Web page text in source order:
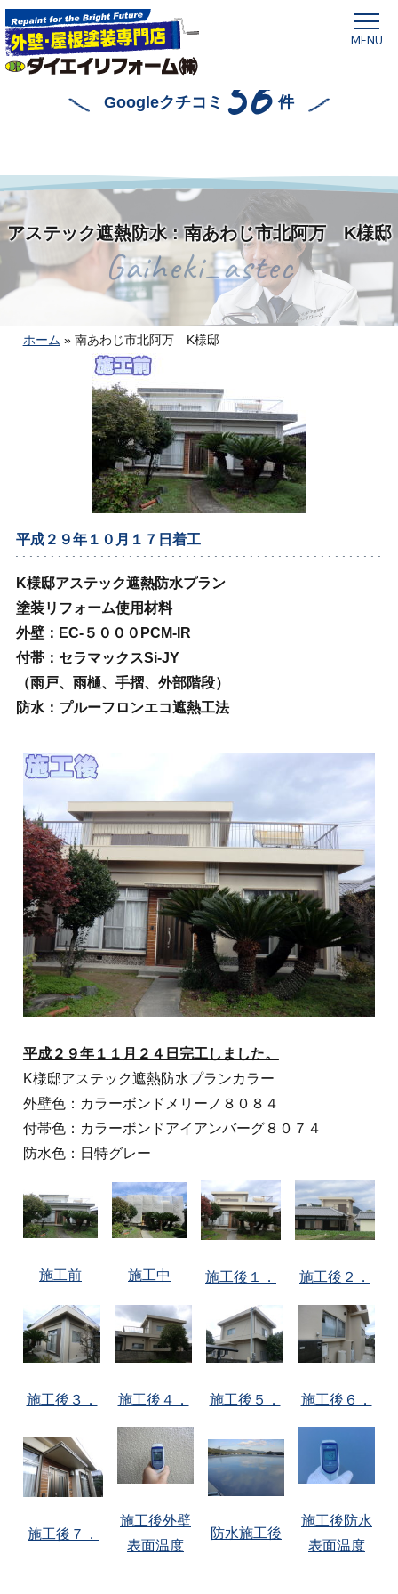
MENU
Googleクチコミ 56 件
ホーム » 南あわじ市北阿万 K様邸
アステック遮熱防水 : 南あわじ市北阿万 K様邸
Gaiheki_astec
平成２９年１０月１７日着工
K様邸アステック遮熱防水プラン
塗装リフォーム使用材料
外壁：EC‐５０００PCM‐IR
付帯：セラマックスSi‐JY
（雨戸、雨樋、手摺、外部階段）
防水：プルーフロンエコ遮熱工法
平成２９年１１月２４日完工しました。
K様邸アステック遮熱防水プランカラー
外壁色：カラーボンドメリーノ８０８４
付帯色：カラーボンドアイアンバーグ８０７４
防水色：日特グレー
施工前 施工中 施工後１． 施工後２．
施工後３． 施工後４． 施工後５． 施工後６．
施工後７．
施工後外壁
表面温度
防水施工後
施工後防水
表面温度